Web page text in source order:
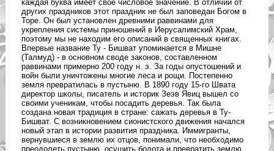
каждая буква имеет свое числовое значение. В отличии от
других праздников этот праздник не был заповедан Богом в
Торе. Он был установлен древними раввинами для
укрепления системы приношений в Иерусалимский Храм,
поэтому мы не находим его описаний в священных книгах.
Впервые название Ту - Бишват упоминается в Мишне
(Талмуд) - в основном своде законов, составленном
раввинами примерно 200 году н. э. За годы опустошений и
войн были уничтожены многие леса и рощи. Постепенно
земля превратилась в пустыню. В 1890 году 15-го Швата
директор школы, писатель и историк Зеэв Явиц вышел со
своими ученикам, чтобы посадить деревья. Так была
создана новая традиция в стране: сажать деревья в Ту-
Бишват. С возникновением сионистского движения начался
новый этап в истории развития праздника. Иммигранты,
вернувшиеся в землю их отцов, понимали, что необходимо
преодолеть пустыню, осушить болота и превратить землю